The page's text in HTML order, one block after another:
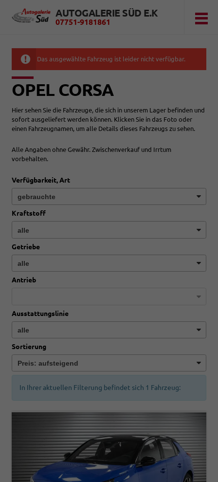
AUTOGALERIE SÜD E.K
07751-9181861
Das ausgewählte Fahrzeug ist leider nicht verfügbar.
OPEL CORSA
Hier sehen Sie die Fahrzeuge, die sich in unserem Lager befinden und
sofort ausgeliefert werden können. Klicken Sie in das Foto oder
einen Fahrzeugnamen, um alle Details dieses Fahrzeugs zu sehen.
Alle Angaben ohne Gewähr. Zwischenverkauf und Irrtum
vorbehalten.
Verfügbarkeit, Art
Kraftstoff
Getriebe
Antrieb
Ausstattungslinie
Sortierung
In Ihrer aktuellen Filterung befindet sich 1 Fahrzeug: